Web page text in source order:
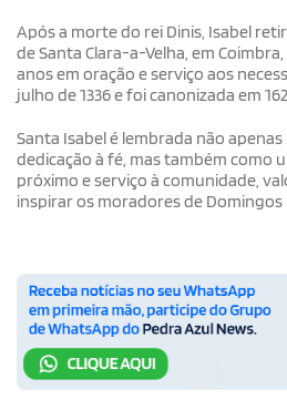
Após a morte do rei Dinis, Isabel
de Santa Clara-a-Velha, em
anos em oração e serviço aos
julho de 1336 e foi canonizada em
Santa Isabel é lembrada não
dedicação à fé, mas também como
próximo e serviço à comunidade,
inspirar os moradores de Domingos